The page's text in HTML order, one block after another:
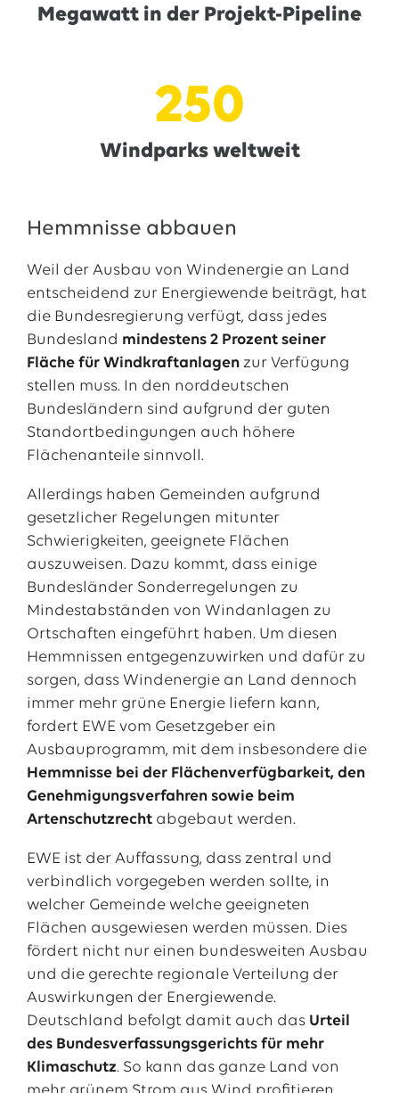
Megawatt in der Projekt-Pipeline
250
Windparks weltweit
Hemmnisse abbauen
Weil der Ausbau von Windenergie an Land
entscheidend zur Energiewende beiträgt, hat
die Bundesregierung verfügt, dass jedes
Bundesland mindestens 2 Prozent seiner
Fläche für Windkraftanlagenzur Verfügung
stellen muss. In den norddeutschen
Bundesländern sind aufgrund der guten
Standortbedingungen auch höhere
Flächenanteile sinnvoll.
Allerdings haben Gemeinden aufgrund
gesetzlicher Regelungen mitunter
Schwierigkeiten, geeignete Flächen
auszuweisen. Dazu kommt, dass einige
Bundesländer Sonderregelungen zu
Mindestabständen von Windanlagen zu
Ortschaften eingeführt haben. Um diesen
Hemmnissen entgegenzuwirken und dafür zu
sorgen, dass Windenergie an Land dennoch
immer mehr grüne Energie liefern kann,
fordert EWE vom Gesetzgeber ein
Ausbauprogramm, mit dem insbesondere die
Hemmnisse bei der Flächenverfügbarkeit, den
Genehmigungsverfahren sowie beim
Artenschutzrecht abgebaut werden.
EWE ist der Auffassung, dass zentral und
verbindlich vorgegeben werden sollte, in
welcher Gemeinde welche geeigneten
Flächen ausgewiesen werden müssen. Dies
fördert nicht nur einen bundesweiten Ausbau
und die gerechte regionale Verteilung der
Auswirkungen der Energiewende.
Deutschland befolgt damit auch das Urteil
des Bundesverfassungsgerichts für mehr
Klimaschutz. So kann das ganze Land von